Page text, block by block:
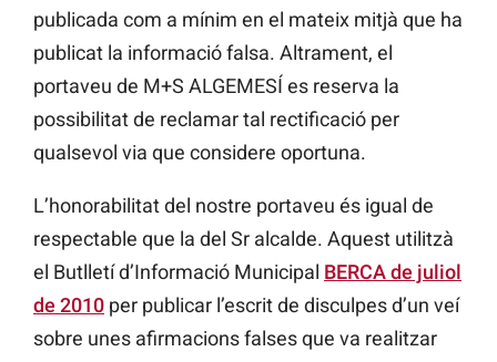
publicada com a mínim en el mateix mitjà que ha
publicat la informació falsa. Altrament, el
portaveu de M+S ALGEMESÍ es reserva la
possibilitat de reclamar tal rectificació per
qualsevol via que considere oportuna.
L’honorabilitat del nostre portaveu és igual de
respectable que la del Sr alcalde. Aquest utilitzà
el Butlletí d’Informació Municipal BERCA de juliol
de 2010 per publicar l’escrit de disculpes d’un veí
sobre unes afirmacions falses que va realitzar